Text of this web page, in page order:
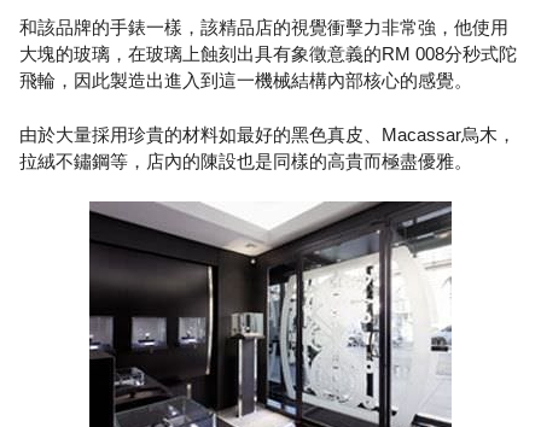
和該品牌的手錶一樣，該精品店的視覺衝擊力非常強，他使用
大塊的玻璃，在玻璃上蝕刻出具有象徵意義的RM 008分秒式陀
飛輪，因此製造出進入到這一機械結構內部核心的感覺。
由於大量採用珍貴的材料如最好的黑色真皮、Macassar烏木，
拉絨不鏽鋼等，店內的陳設也是同樣的高貴而極盡優雅。